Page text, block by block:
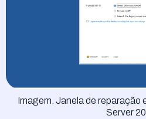
Imagem. Janela de reparação
Server